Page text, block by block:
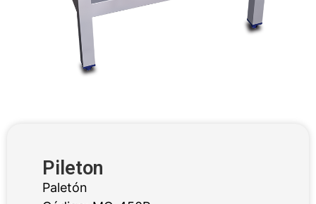
Pileton
Paletón